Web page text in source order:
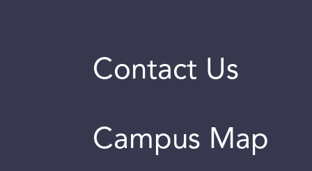
Contact Us
Campus Map